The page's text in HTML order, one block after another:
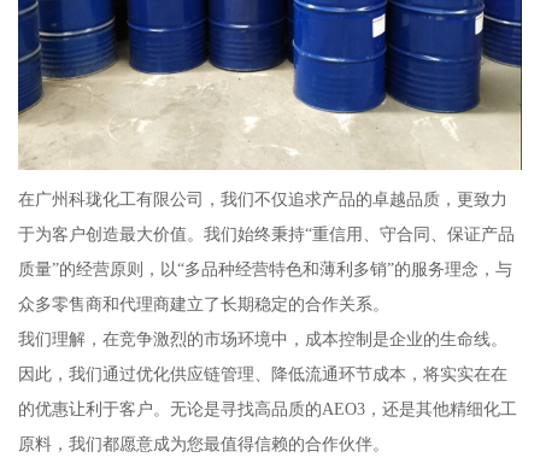
在广州科珑化工有限公司，我们不仅追求产品的卓越品质，更致力
于为客户创造最大价值。我们始终秉持“重信用、守合同、保证产品
质量”的经营原则，以“多品种经营特色和薄利多销”的服务理念，与
众多零售商和代理商建立了长期稳定的合作关系。
我们理解，在竞争激烈的市场环境中，成本控制是企业的生命线。
因此，我们通过优化供应链管理、降低流通环节成本，将实实在在
的优惠让利于客户。无论是寻找高品质的AEO3，还是其他精细化工
原料，我们都愿意成为您最值得信赖的合作伙伴。